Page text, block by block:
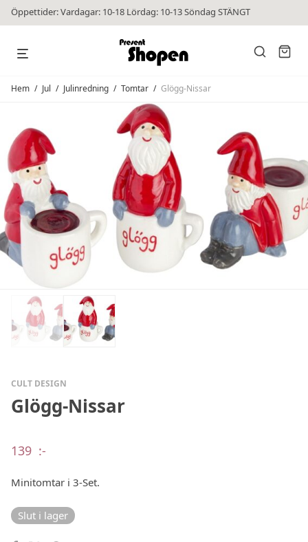
Öppettider: Vardagar: 10-18 Lördag: 10-13 Söndag STÄNGT
Hem / Jul / Julinredning / Tomtar / Glögg-Nissar
CULT DESIGN
Glögg-Nissar
139 :-
Minitomtar i 3-Set.
Slut i lager